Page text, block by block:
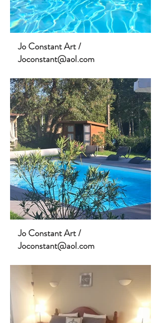
Jo Constant Art /
Joconstant@aol.com
Jo Constant Art /
Joconstant@aol.com